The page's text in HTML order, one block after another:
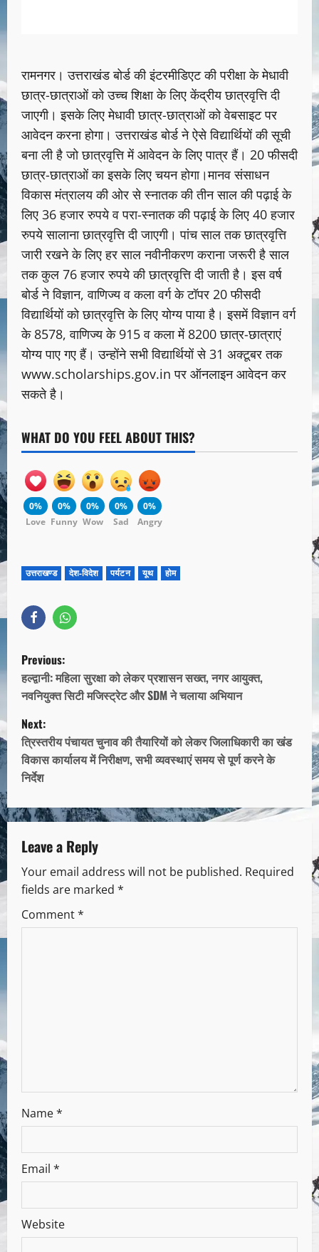
रामनगर। उत्तराखंड बोर्ड की इंटरमीडिएट की परीक्षा के मेधावी
छात्र-छात्राओं को उच्च शिक्षा के लिए केंद्रीय छात्रवृत्ति दी
जाएगी। इसके लिए मेधावी छात्र-छात्राओं को वेबसाइट पर
आवेदन करना होगा। उत्तराखंड बोर्ड ने ऐसे विद्यार्थियों की सूची
बना ली है जो छात्रवृत्ति में आवेदन के लिए पात्र हैं। 20 फीसदी
छात्र-छात्राओं का इसके लिए चयन होगा।मानव संसाधन
विकास मंत्रालय की ओर से स्नातक की तीन साल की पढ़ाई के
लिए 36 हजार रुपये व परा-स्नातक की पढ़ाई के लिए 40 हजार
रुपये सालाना छात्रवृत्ति दी जाएगी। पांच साल तक छात्रवृत्ति
जारी रखने के लिए हर साल नवीनीकरण कराना जरूरी है साल
तक कुल 76 हजार रुपये की छात्रवृत्ति दी जाती है। इस वर्ष
बोर्ड ने विज्ञान, वाणिज्य व कला वर्ग के टॉपर 20 फीसदी
विद्यार्थियों को छात्रवृत्ति के लिए योग्य पाया है। इसमें विज्ञान वर्ग
के 8578, वाणिज्य के 915 व कला में 8200 छात्र-छात्राएं
योग्य पाए गए हैं। उन्होंने सभी विद्यार्थियों से 31 अक्टूबर तक
www.scholarships.gov.in पर ऑनलाइन आवेदन कर
सकते है।
WHAT DO YOU FEEL ABOUT THIS?
0%
Love
0%
Funny
0%
Wow
0%
Sad
0%
Angry
उत्तराखण्ड देश-विदेश पर्यटन यूथ होम
Previous:
हल्द्वानी: महिला सुरक्षा को लेकर प्रशासन सख्त, नगर आयुक्त,
नवनियुक्त सिटी मजिस्ट्रेट और SDM ने चलाया अभियान
Next:
त्रिस्तरीय पंचायत चुनाव की तैयारियों को लेकर जिलाधिकारी का खंड
विकास कार्यालय में निरीक्षण, सभी व्यवस्थाएं समय से पूर्ण करने के
निर्देश
Leave a Reply
Your email address will not be published. Required
fields are marked *
Comment*
Name*
Email *
Website